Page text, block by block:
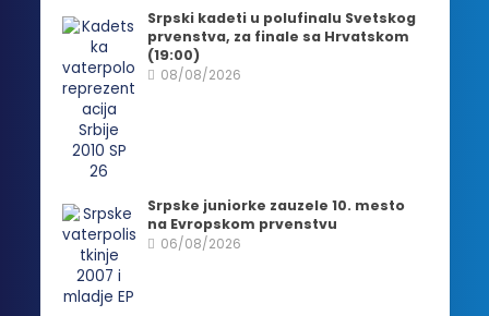
Srpski kadeti u polufinalu Svetskog
prvenstva, za finale sa Hrvatskom
(19:00)
08/08/2026
Srpske juniorke zauzele 10. mesto
na Evropskom prvenstvu
06/08/2026